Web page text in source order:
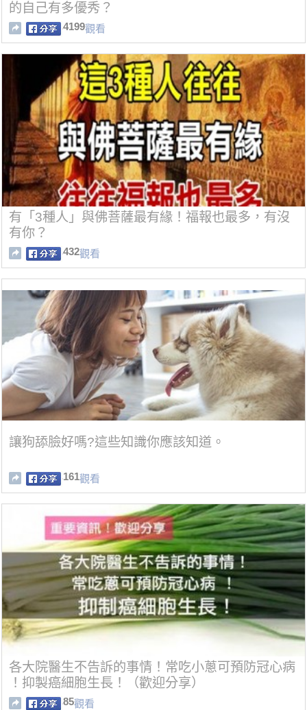
的自己有多優秀？
4199觀看
有「3種人」與佛菩薩最有緣！福報也最多，有沒
有你？
432觀看
讓狗舔臉好嗎?這些知識你應該知道。
161觀看
各大院醫生不告訴的事情！常吃小蔥可預防冠心病
！抑製癌細胞生長！（歡迎分享）
85觀看